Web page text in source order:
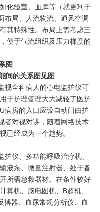
化验室、血库等（就更利于
布局、人流物流、通风空调
其特殊性。布局上需考虑三
便于气流组织及压力梯度的
图
间的关系图见图
视全科病人的心电监护仪可
于护理管理大大减轻了医护
病房的入口应设自动门由护
者对视对讲，随着网络技术
已经成为一个趋势。
仪、多功能呼吸治疗机、
液泵、微量注射器、处于备
所需急救器材。在条件较好
算机、脑电图机、B超机、
搏器、血尿常规分析仪、血